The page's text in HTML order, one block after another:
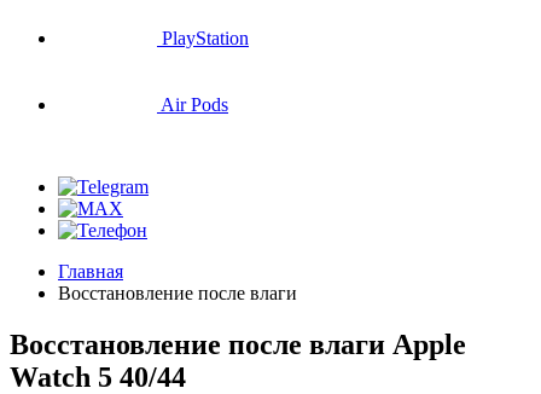
PlayStation
Air Pods
Главная
Восстановление после влаги
Восстановление после влаги Apple
Watch 5 40/44